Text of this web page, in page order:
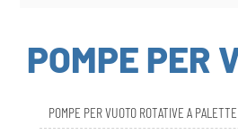
POMPE PER
POMPE PER VUOTO ROTATIVE CLAW